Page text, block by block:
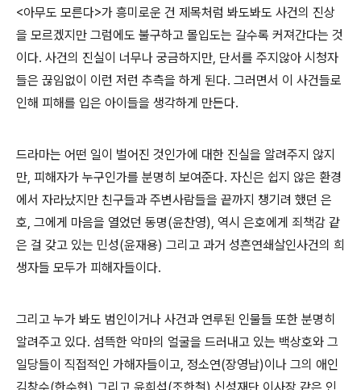
<아무도 모른다>가 흥미로운 건 제목처럼 봐도봐도 사건의 진상
을 모르겠지만 그럼에도 불구하고 몰입도는 갈수록 커져간다는 것
이다. 사건의 진실이 너무나 궁금하지만, 단서를 주지않아 시청자
들은 끊임없이 이런 저런 추측을 하게 된다. 그러면서 이 사건들로
인해 피해를 입은 아이들을 생각하게 만든다.
드라마는 어떤 일이 벌어진 것인가에 대한 진실을 알려주지 않지
만, 피해자가 누구인가를 분명히 보여준다. 자신은 쉽지 않은 환경
에서 자라났지만 친구들과 주변사람들을 끝까지 챙기려 했던 은
호, 그에게 마음을 열었던 동명(윤찬영), 역시 은호에게 죄책감 같
은 걸 갖고 있는 민성(윤재용) 그리고 과거 성흔연쇄살인사건의 희
생자들 모두가 피해자들이다.
그리고 누가 봐도 범인이거나 사건과 연루된 인물들 또한 분명히
알려주고 있다. 섬뜩한 악마의 얼굴을 드러내고 있는 백상호와 그
일당들이 직접적인 가해자들이고, 정소연(장영남)이나 그의 애인